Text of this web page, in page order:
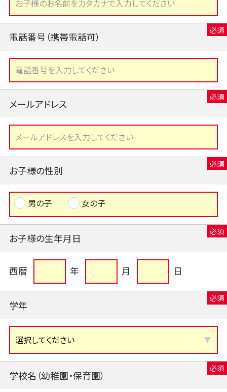
電話番号（携帯電話可）
メールアドレス
お子様の性別
男の子 女の子
お子様の生年月日
西暦 年 月 日
学年
学校名（幼稚園・保育園）